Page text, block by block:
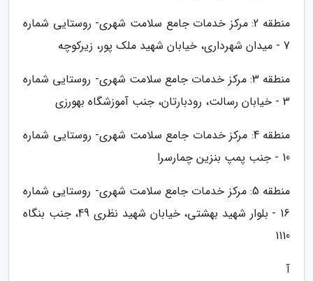
منطقه 2: مرکز خدمات جامع سلامت شهری- روستایی شماره
7 - میدان شهرداری، خیابان شهید ملک پور، زیرکوچه
منطقه 3: مرکز خدمات جامع سلامت شهری- روستایی شماره
3 - خیابان رسالت، رودبارتان، جنب آموزشگاه بهورزی
منطقه 4: مرکز خدمات جامع سلامت شهری- روستایی شماره
10 - جنب پمپ بنزین چمارسرا
منطقه 5: مرکز خدمات جامع سلامت شهری- روستایی شماره
16 - بلوار شهید بهشتی، خیابان شهید نظری 49، جنب بنگاه
1110
آ